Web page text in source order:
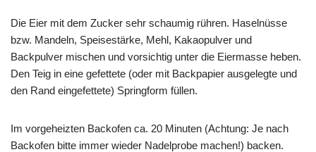
Die Eier mit dem Zucker sehr schaumig rühren. Haselnüsse
bzw. Mandeln, Speisestärke, Mehl, Kakaopulver und
Backpulver mischen und vorsichtig unter die Eiermasse heben.
Den Teig in eine gefettete (oder mit Backpapier ausgelegte und
den Rand eingefettete) Springform füllen.
Im vorgeheizten Backofen ca. 20 Minuten (Achtung: Je nach
Backofen bitte immer wieder Nadelprobe machen!) backen.